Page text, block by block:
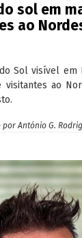
sol em
ao
Sol visível em
ao
porAntónio G.